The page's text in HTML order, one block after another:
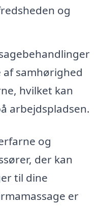
og
af samhørighed
hvilket kan
arbejdspladsen.
og
der kan
til dine
er